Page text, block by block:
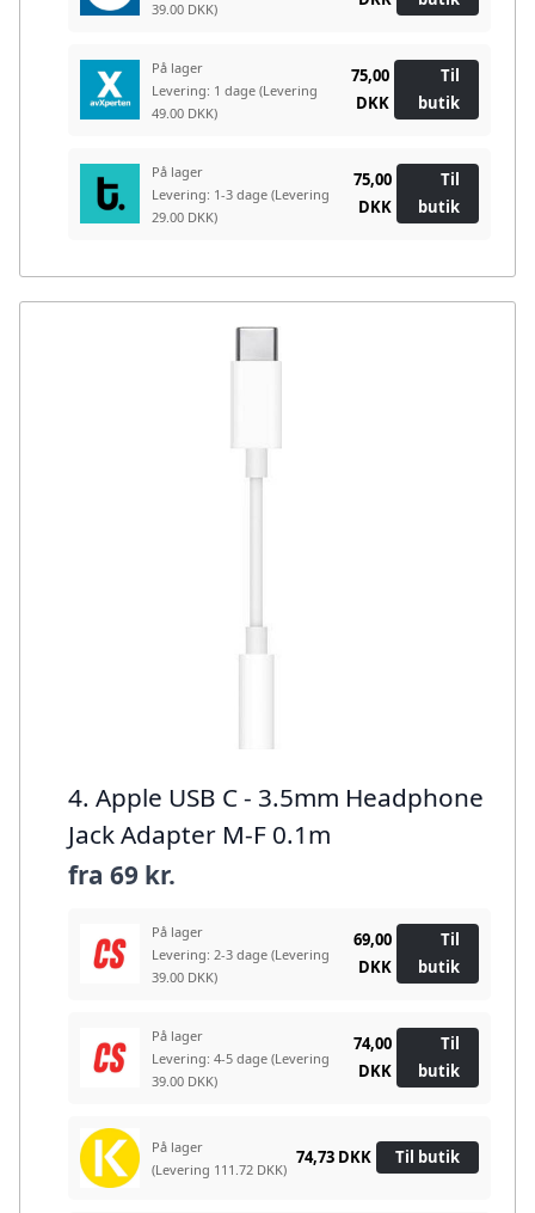
39.00 DKK)
På lager
Levering: 1 dage (Levering
49.00 DKK)
75,00
DKK
Til
butik
På lager
Levering: 1-3 dage (Levering
29.00 DKK)
75,00
DKK
Til
butik
4. Apple USB C - 3.5mm Headphone
Jack Adapter M-F 0.1m
fra 69 kr.
På lager
Levering: 2-3 dage (Levering
39.00 DKK)
69,00
DKK
Til
butik
På lager
Levering: 4-5 dage (Levering
39.00 DKK)
74,00
DKK
Til
butik
På lager
(Levering 111.72 DKK)
74,73 DKK Til butik